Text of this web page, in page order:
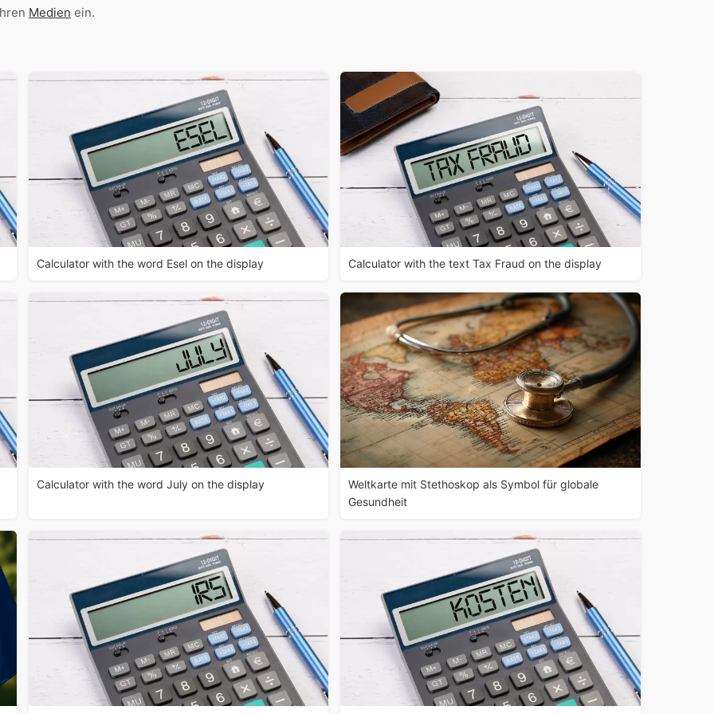
Medien ein.
Calculator with the word Esel on the display Calculator with the text Tax Fraud on the display
Calculator with the word July on the display
Weltkarte mit Stethoskop als Symbol für globale
Gesundheit